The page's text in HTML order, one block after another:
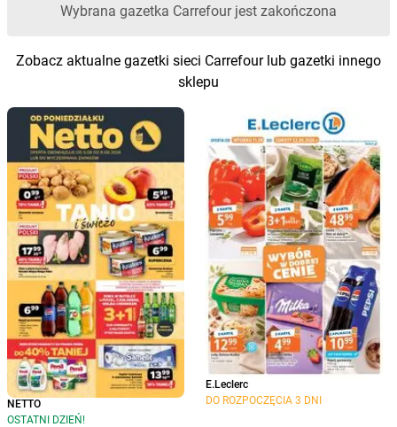
Wybrana gazetka Carrefour jest zakończona
Zobacz aktualne gazetki sieci Carrefour lub gazetki innego
sklepu
NETTO
OSTATNI DZIEŃ!
E.Leclerc
DO ROZPOCZĘCIA 3 DNI